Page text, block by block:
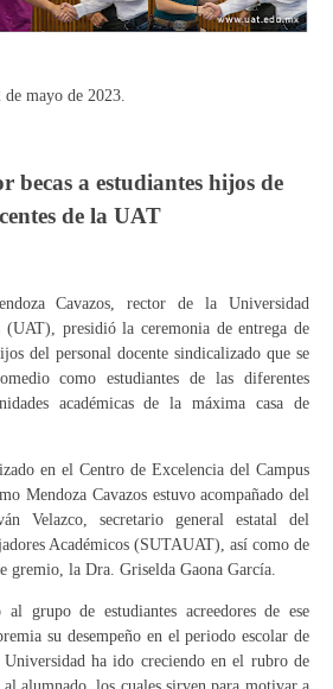
mayo de 2023.
becas a estudiantes hijos de
de la UAT
Cavazos, rector de la Universidad
(UAT), presidió la ceremonia de entrega de
del personal docente sindicalizado que se
como estudiantes de las diferentes
académicas de la máxima casa de
en el Centro de Excelencia del Campus
Mendoza Cavazos estuvo acompañado del
Velazco, secretario general estatal del
Académicos (SUTAUAT), así como de
gremio, la Dra. Griselda Gaona García.
grupo de estudiantes acreedores de ese
su desempeño en el periodo escolar de
ha ido creciendo en el rubro de